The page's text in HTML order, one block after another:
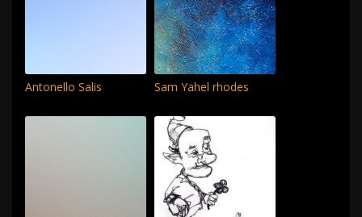
Antonello Salis Sam Yahel rhodes